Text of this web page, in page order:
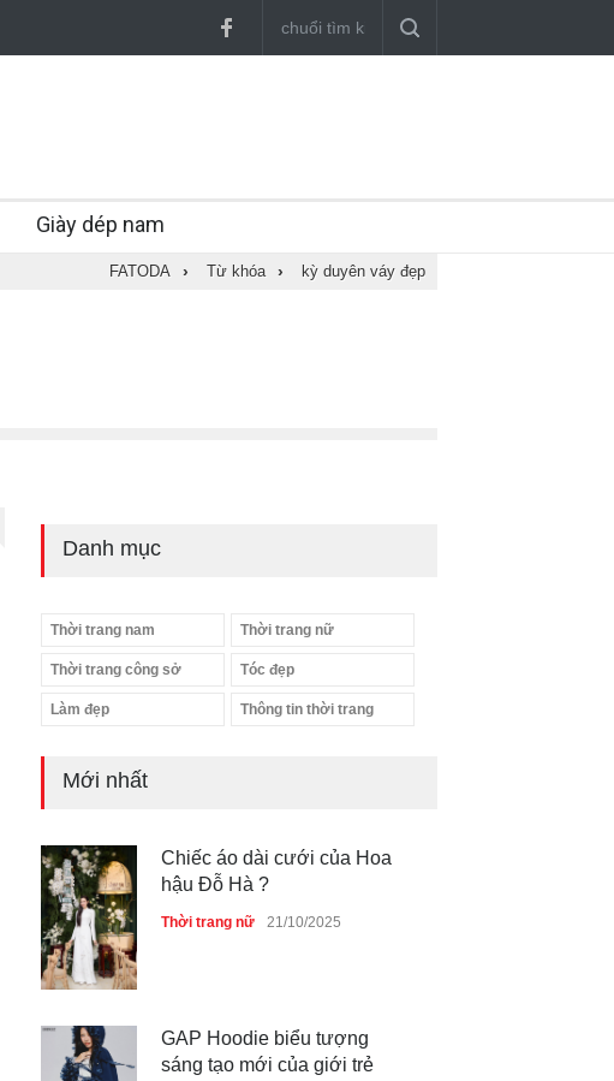
Giày dép nam
FATODA › Từ khóa › kỳ duyên váy đẹp
Danh mục
Thời trang nam Thời trang nữ
Thời trang công sở Tóc đẹp
Làm đẹp Thông tin thời trang
Mới nhất
Chiếc áo dài cưới của Hoa
hậu Đỗ Hà ?
Thời trang nữ 21/10/2025
GAP Hoodie biểu tượng
sáng tạo mới của giới trẻ